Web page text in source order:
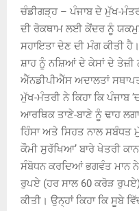
ਚੰਡੀਗੜ੍ਹ – ਪੰਜਾਬ ਦੇ ਮੁੱਖ-
ਦੀ ਰੋਕਥਾਮ ਲਈ ਕੇਂਦਰ ਨੂੰ
ਸਹਾਇਤਾ ਦੇਣ ਦੀ ਮੰਗ ਕੀਤੀ
ਸ਼ਾਹ ਨੂੰ ਨਸ਼ਿਆਂ ਦੇ ਕੇਸਾਂ ਦੇ ਤੇਜ਼ੀ
ਐੱਨਡੀਪੀਐੱਸ ਅਦਾਲਤਾਂ
ਮੁੱਖ-ਮੰਤਰੀ ਨੇ ਕਿਹਾ ਕਿ ਪੰਜਾਬ
ਆਰਥਿਕ ਤਾਣੇ-ਬਾਣੇ ਨੂੰ ਢਾਹ
ਹਿੰਸਾ ਅਤੇ ਸਿਹਤ ਨਾਲ ਸਬੰਧਤ
ਕੌਮੀ ਸੁਰੱਖਿਆ’ ਬਾਰੇ ਖੇਤਰੀ
ਸੰਬੋਧਨ ਕਰਦਿਆਂ ਭਗਵੰਤ ਮਾਨ
ਰੁਪਏ (ਹਰ ਸਾਲ 60 ਕਰੋੜ
ਕੀਤੀ। ਉਨ੍ਹਾਂ ਕਿਹਾ ਕਿ ਸੂਬੇ